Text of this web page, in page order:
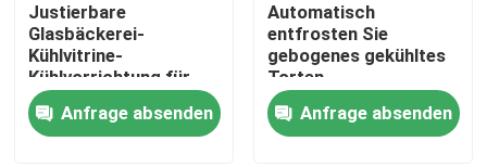
Qualitätskontrolle
Kontakt
Justierbare
Glasbäckerei-
Kühlvitrine-
Kühlvorrichtung für
Bäckerei-Geschäft
3.3CU.FT
Anfrage absenden
Automatisch
entfrosten Sie
gebogenes gekühltes
Torten-
Glaseinkommen 130L
für Kuchen-Geschäft
Anfrage absenden